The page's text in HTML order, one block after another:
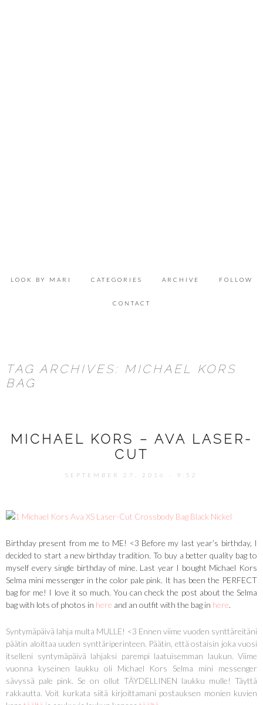
to
LOOK BY MARI CATEGORIES
ACCESSORIES
FOOD & HEALTH
OUTFITS
UNCATEGORIZED
ARCHIVE FOLLOW
CONTACT
TAG ARCHIVES: MICHAEL KORS
BAG
MICHAEL KORS – AVA LASER-
CUT
SEPTEMBER 27, 2016 - 9:52
Birthday present from me to ME! <3 Before my last year’s birthday, I
decided to start a new birthday tradition. To buy a better quality bag to
myself every single birthday of mine. Last year I bought Michael Kors
Selma mini messenger in the color pale pink. It has been the PERFECT
bag for me! I love it so much. You can check the post about the Selma
bag with lots of photos in here and an outfit with the bag in here.
Syntymäpäivä lahja multa MULLE! <3 Ennen viime vuoden synttäreitäni
päätin aloittaa uuden synttäriperinteen. Päätin, että ostaisin joka vuosi
itselleni syntymäpäivä lahjaksi parempi laatuisemman laukun. Viime
vuonna kyseinen laukku oli Michael Kors Selma mini messenger
sävyssä pale pink. Se on ollut TÄYDELLINEN laukku mulle! Täyttä
rakkautta. Voit kurkata siitä kirjoittamani postauksen monien kuvien